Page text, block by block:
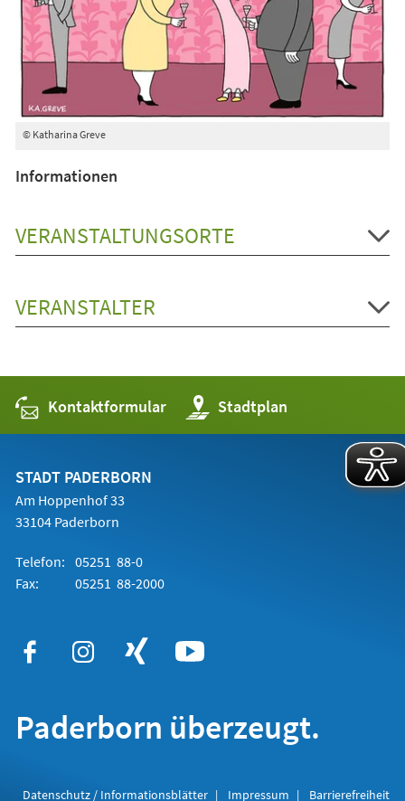
© Katharina Greve
Informationen
VERANSTALTUNGSORTE
VERANSTALTER
Kontaktformular Stadtplan
(Öffnet
in
einem
STADT PADERBORN
Am Hoppenhof 33
33104 Paderborn
Telefon: 05251 88-0
Fax:
05251 88-2000
Paderborn überzeugt.
Datenschutz / Informationsblätter Impressum Barrierefreiheit